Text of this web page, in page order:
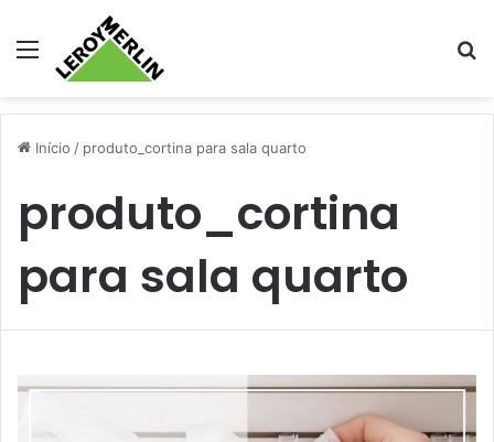
Menu
Início / produto_cortina para sala quarto
produto_cortina
para sala quarto